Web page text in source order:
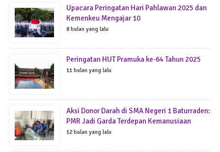
Upacara Peringatan Hari Pahlawan 2025 dan
Kemenkeu Mengajar 10
8 bulan yang lalu
Peringatan HUT Pramuka ke-64 Tahun 2025
11 bulan yang lalu
Aksi Donor Darah di SMA Negeri 1 Baturraden:
PMR Jadi Garda Terdepan Kemanusiaan
12 bulan yang lalu